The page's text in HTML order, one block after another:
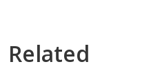
Related